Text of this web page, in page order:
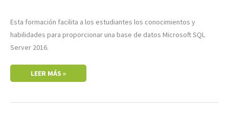
Esta formación facilita a los estudiantes los conocimientos y
habilidades para proporcionar una base de datos Microsoft SQL
Server 2016.
LEER MÁS »